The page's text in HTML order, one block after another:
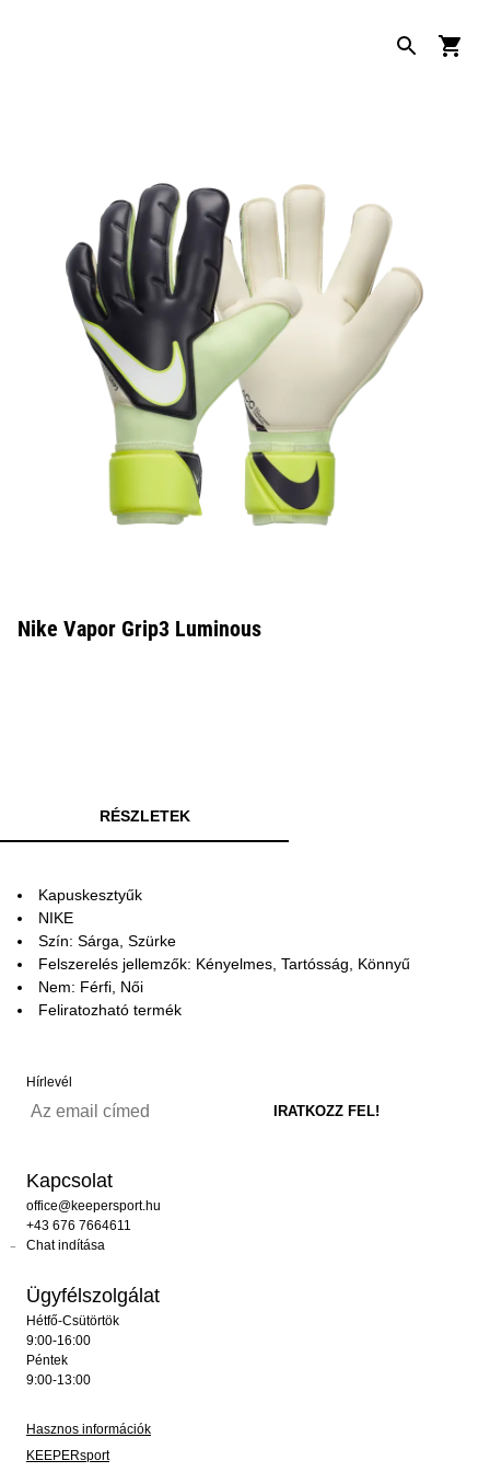
Nike Vapor Grip3 Luminous
RÉSZLETEK
Kapuskesztyűk
NIKE
Szín: Sárga, Szürke
Felszerelés jellemzők: Kényelmes, Tartósság, Könnyű
Nem: Férfi, Női
Feliratozható termék
Hírlevél
Kapcsolat
office@keepersport.hu
+43 676 7664611
Chat indítása
Ügyfélszolgálat
Hétfő-Csütörtök
9:00-16:00
Péntek
9:00-13:00
Hasznos információk
KEEPERsport